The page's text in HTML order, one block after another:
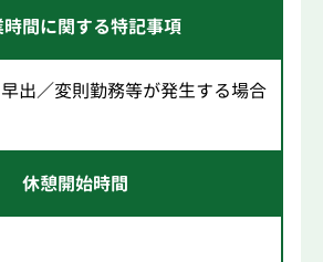
間に関する特記事項
出／変則勤務等が発生する場合
休憩開始時間